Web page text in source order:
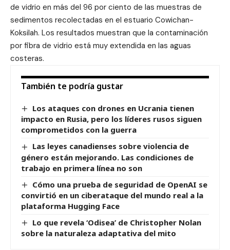
de vidrio en más del 96 por ciento de las muestras de
sedimentos recolectadas en el estuario Cowichan-
Koksilah. Los resultados muestran que la contaminación
por fibra de vidrio está muy extendida en las aguas
costeras.
También te podría gustar
Los ataques con drones en Ucrania tienen
impacto en Rusia, pero los líderes rusos siguen
comprometidos con la guerra
Las leyes canadienses sobre violencia de
género están mejorando. Las condiciones de
trabajo en primera línea no son
Cómo una prueba de seguridad de OpenAI se
convirtió en un ciberataque del mundo real a la
plataforma Hugging Face
Lo que revela ‘Odisea’ de Christopher Nolan
sobre la naturaleza adaptativa del mito